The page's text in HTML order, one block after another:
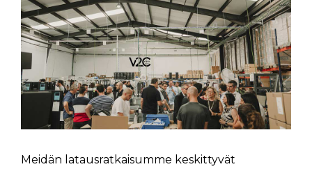
Meidän latausratkaisumme keskittyvät